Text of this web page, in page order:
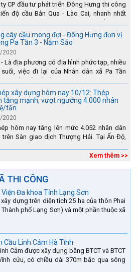
CP đầu tư phát triển Đông Hưng thi công
độ cầu Bản Qua - Lào Cai, nhanh nhất
dự án - được tuyên dương trên truyền hình
cây cầu mong đợi - Đông Hưng đơn vị
Pa Tần 3 - Nậm Sảo
2020
- Là địa phương có địa hình phức tạp, nhiều
việc đi lại của Nhân dân xã Pa Tần
Sìn Hồ) rất vất vả, đặc biệt là vào mùa mưa
xây dựng hôm nay 10/12: Thép
tăng mạnh, vượt ngưỡng 4.000 nhân
tấn
2020
hôm nay tăng lên mức 4.052 nhân dân
trên Sàn giao dịch Thượng Hải. Tại Ấn Độ,
tăng số lượng các đơn vị thép thứ cấp
Xem thêm >>
THI CÔNG
Viện Đa khoa Tỉnh Lạng Sơn
dựng trên diện tích 25 ha của thôn Phai
Thành phố Lạng Sơn) và một phần thuộc xã
( Cao Lộc).
Cầu Linh Cảm Hà Tĩnh
Cảm được xây dựng bằng BTCT và BTCT
cửu, có chiều dài 370m bắc qua sông
trên QL15A tại địa phận Huyện Đức Thọ -